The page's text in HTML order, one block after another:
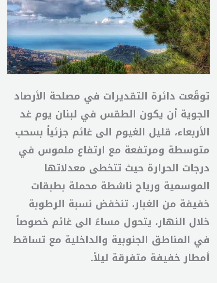
توقّعت دائرة التقديرات في مصلحة الأرصاد
الجوية أن يكون الطقس في لبنان يوم غد
الأربعاء، قليل الغيوم الى غائم جزئياً بسحب
متوسطة ومرتفعة مع ارتفاع ملموس في
درجات الحرارة حيث تتخطى معدلاتها
الموسمية ورياح ناشطة محملة بطبقات
خفيفة من الغبار، تنخفض نسبة الرطوبة
خلال النهار، يتحول مساءً الى غائم خصوصاً
في المناطق الجنوبية والداخلية مع تساقط
أمطار خفيفة متفرقة ليلاً.